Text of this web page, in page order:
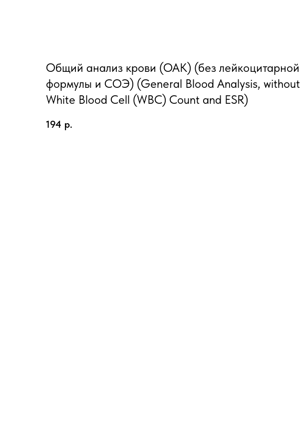
Общий анализ крови (ОАК) (без лейкоцитарной
формулы и СОЭ) (General Blood Analysis, without
White Blood Cell (WBC) Count and ESR)
194 р.